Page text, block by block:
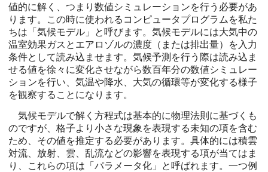
値的に解く、つまり数値シミュレーションを行う必要があ
ります。この時に使われるコンピュータプログラムを私た
ちは「気候モデル」と呼びます。気候モデルには大気中の
温室効果ガスとエアロゾルの濃度（または排出量）を入力
条件として読み込ませます。気候予測を行う際は読み込ま
せる値を徐々に変化させながら数百年分の数値シミュレー
ションを行い、気温や降水、大気の循環等が変化する様子
を観察することになります。
気候モデルで解く方程式は基本的に物理法則に基づくも
のですが、格子より小さな現象を表現する未知の項を含む
ため、その値を推定する必要があります。具体的には積雲
対流、放射、雲、乱流などの影響を表現する項が当てはま
り、これらの項は「パラメータ化」と呼ばれます。一つ例